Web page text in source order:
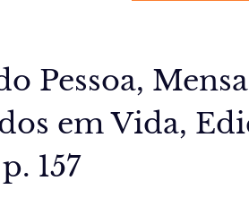
Pessoa,
em Vida,
157